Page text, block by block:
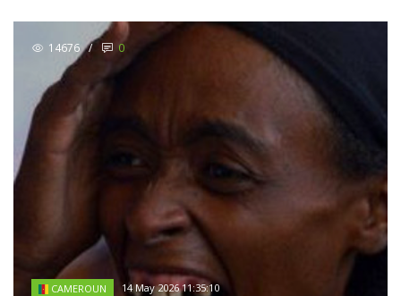
14676 / 0
CAMEROUN 14 May 2026 11:35:10